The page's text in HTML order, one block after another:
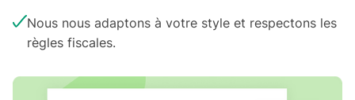
Nous nous adaptons à votre style et respectons les
règles fiscales.